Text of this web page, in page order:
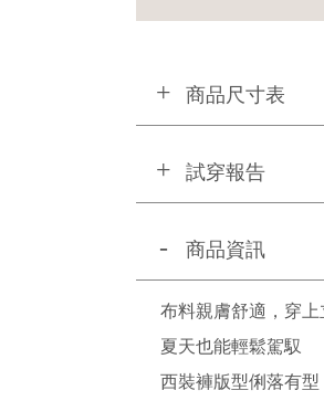
商品尺寸表
試穿報告
商品資訊
布料親膚舒適，穿上
夏天也能輕鬆駕馭
西裝褲版型俐落有型